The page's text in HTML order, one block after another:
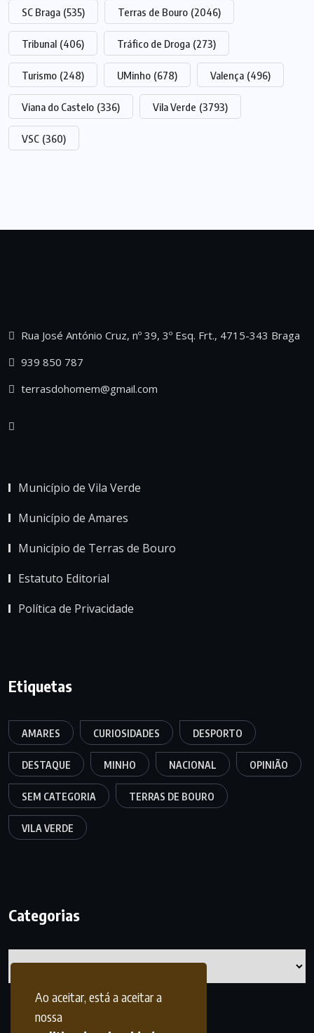
Ao aceitar, está a aceitar a
nossa
SC Braga (535) Terras de Bouro (2046)
Tribunal (406) Tráfico de Droga (273)
Turismo (248) UMinho (678) Valença (496)
Viana do Castelo (336) Vila Verde (3793)
VSC (360)
Rua José António Cruz, nº 39, 3º Esq. Frt., 4715-343 Braga
939 850 787
terrasdohomem@gmail.com
Município de Vila Verde
Município de Amares
Município de Terras de Bouro
Estatuto Editorial
Política de Privacidade
Etiquetas
AMARES CURIOSIDADES DESPORTO
DESTAQUE MINHO NACIONAL OPINIÃO
SEM CATEGORIA TERRAS DE BOURO
VILA VERDE
Categorias